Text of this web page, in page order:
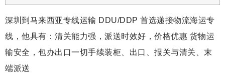
深圳到马来西亚专线运输 DDU/DDP 首选递接物流海运专
线，他具有：清关能力强，派送时效好，价格优惠 货物运
输安全， 包办出口一切手续装柜、出口、报关与清关、末
端派送